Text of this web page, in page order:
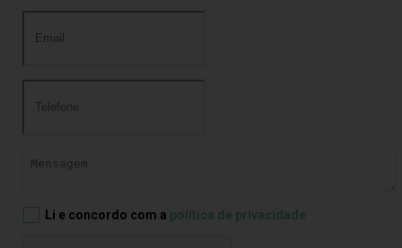
Li e concordo com a política de privacidade